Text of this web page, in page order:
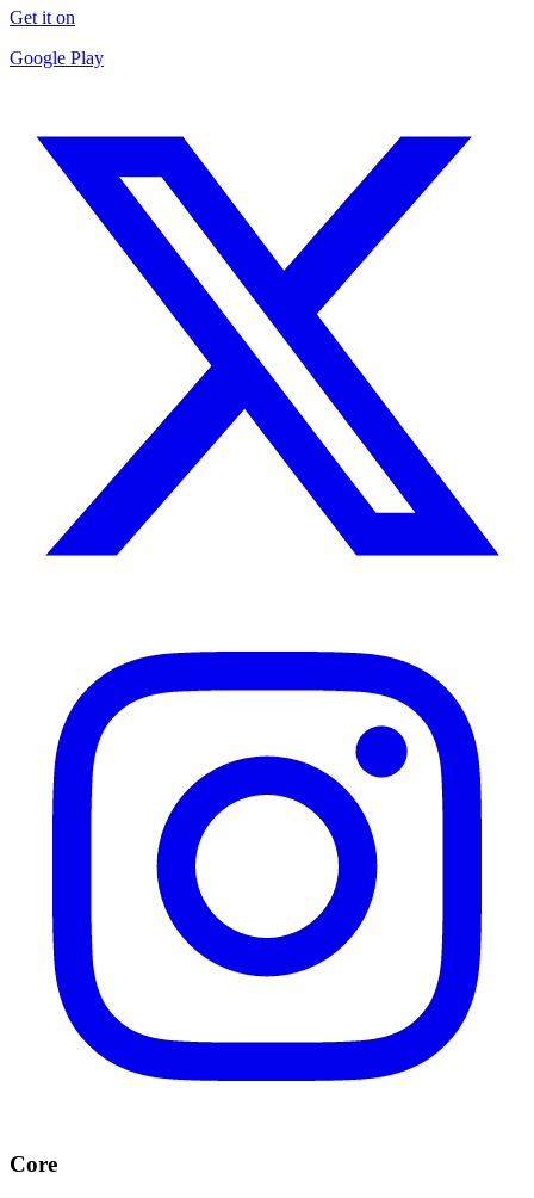
Get it on
Google Play
Core